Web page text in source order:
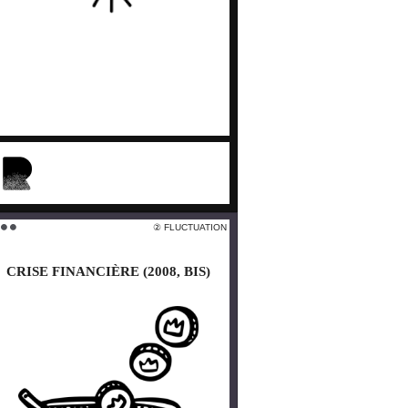
⚫️ ② FLUCTUATION
CRISE FINANCIÈRE (2008, BIS)
⚫️ ⚫️ ⚫️
CRISE FINANCIÈRE (2008, BIS)